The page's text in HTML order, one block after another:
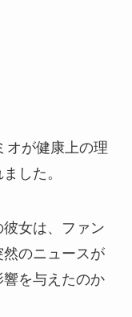
オが健康上の理
した。
女は、ファン
のニュースが
を与えたのか